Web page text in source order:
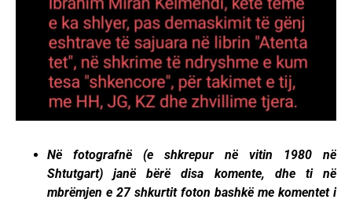
Në fotografnë (e shkrepur në vitin 1980 në
Shtutgart) janë bërë disa komente, dhe ti në
mbrëmjen e 27 shkurtit foton bashkë me komentet i